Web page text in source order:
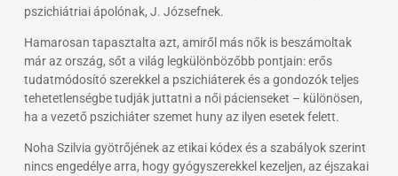
pszichiátriai ápolónak, J. Józsefnek.
Hamarosan tapasztalta azt, amiről más nők is beszámoltak
már az ország, sőt a világ legkülönbözőbb pontjain: erős
tudatmódosító szerekkel a pszichiáterek és a gondozók teljes
tehetetlenségbe tudják juttatni a női pácienseket – különösen,
ha a vezető pszichiáter szemet huny az ilyen esetek felett.
Noha Szilvia gyötrőjének az etikai kódex és a szabályok szerint
nincs engedélye arra, hogy gyógyszerekkel kezeljen, az éjszakai